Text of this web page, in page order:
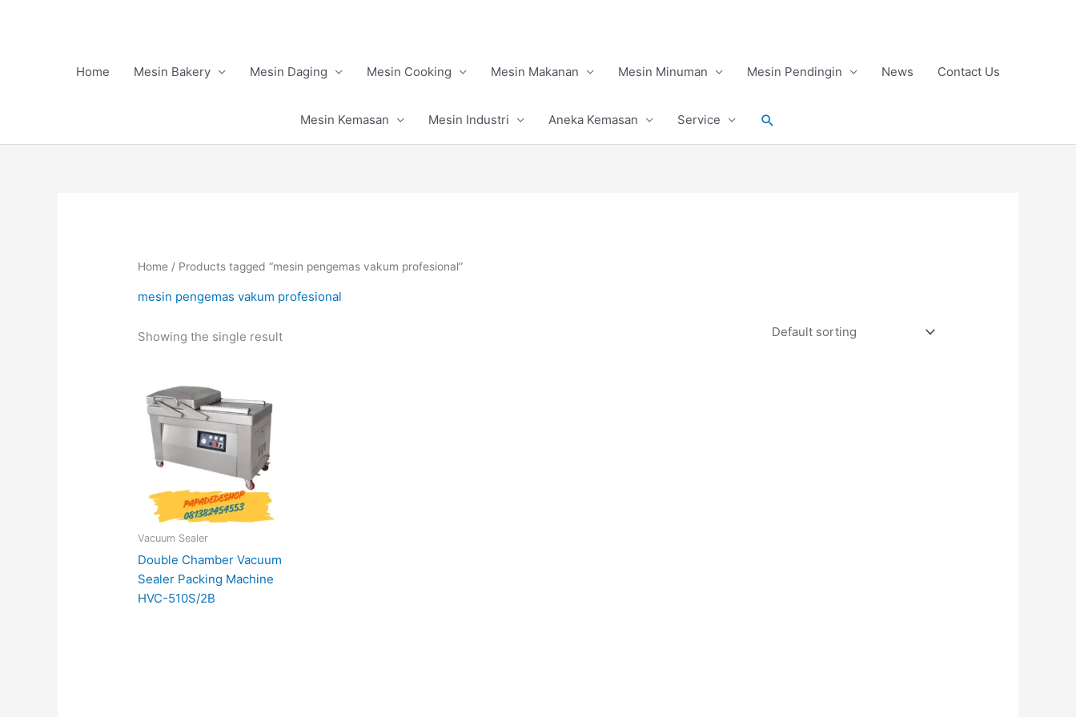
Home
Mesin Bakery Mesin Daging Mesin Cooking Mesin Makanan Mesin Minuman Mesin Pendingin News Contact Us
Mesin Kemasan Mesin Industri Aneka Kemasan Service Search
Home / Products tagged “mesin pengemas vakum profesional”
mesin pengemas vakum profesional
Showing the single result
Vacuum Sealer
Double Chamber Vacuum
Sealer Packing Machine
HVC-510S/2B